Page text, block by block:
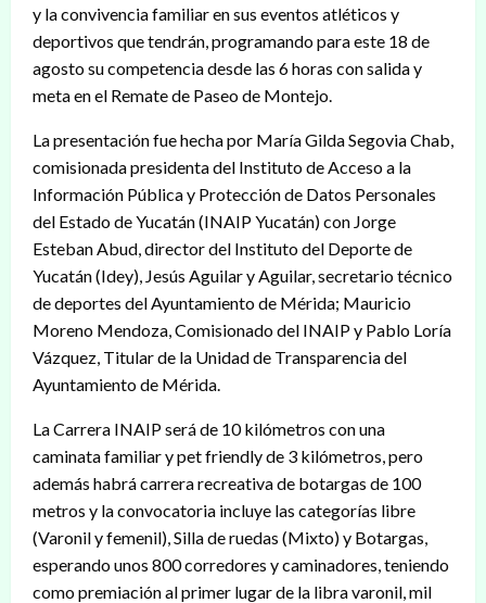
y la convivencia familiar en sus eventos atléticos y
deportivos que tendrán, programando para este 18 de
agosto su competencia desde las 6 horas con salida y
meta en el Remate de Paseo de Montejo.
La presentación fue hecha por María Gilda Segovia Chab,
comisionada presidenta del Instituto de Acceso a la
Información Pública y Protección de Datos Personales
del Estado de Yucatán (INAIP Yucatán) con Jorge
Esteban Abud, director del Instituto del Deporte de
Yucatán (Idey), Jesús Aguilar y Aguilar, secretario técnico
de deportes del Ayuntamiento de Mérida; Mauricio
Moreno Mendoza, Comisionado del INAIP y Pablo Loría
Vázquez, Titular de la Unidad de Transparencia del
Ayuntamiento de Mérida.
La Carrera INAIP será de 10 kilómetros con una
caminata familiar y pet friendly de 3 kilómetros, pero
además habrá carrera recreativa de botargas de 100
metros y la convocatoria incluye las categorías libre
(Varonil y femenil), Silla de ruedas (Mixto) y Botargas,
esperando unos 800 corredores y caminadores, teniendo
como premiación al primer lugar de la libra varonil, mil